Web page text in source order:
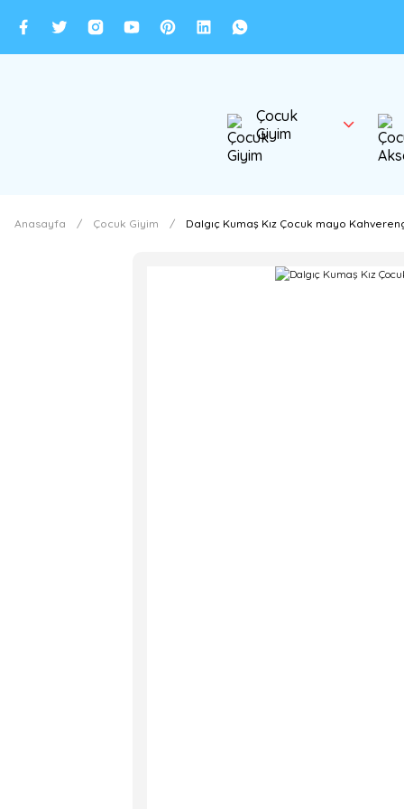
Çocuk
Giyim
Anasayfa Çocuk Giyim Dalgıç Kumaş Kız Çocuk mayo